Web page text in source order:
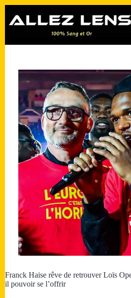
contenu
Franck Haise rêve de retrouver Loïs
il pouvoir se l’offrir